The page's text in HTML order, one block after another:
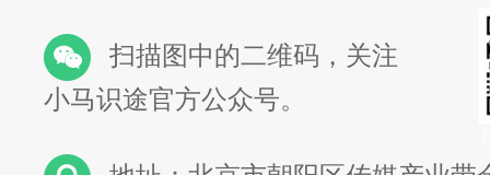
扫描图中的二维码，关注
小马识途官方公众号。